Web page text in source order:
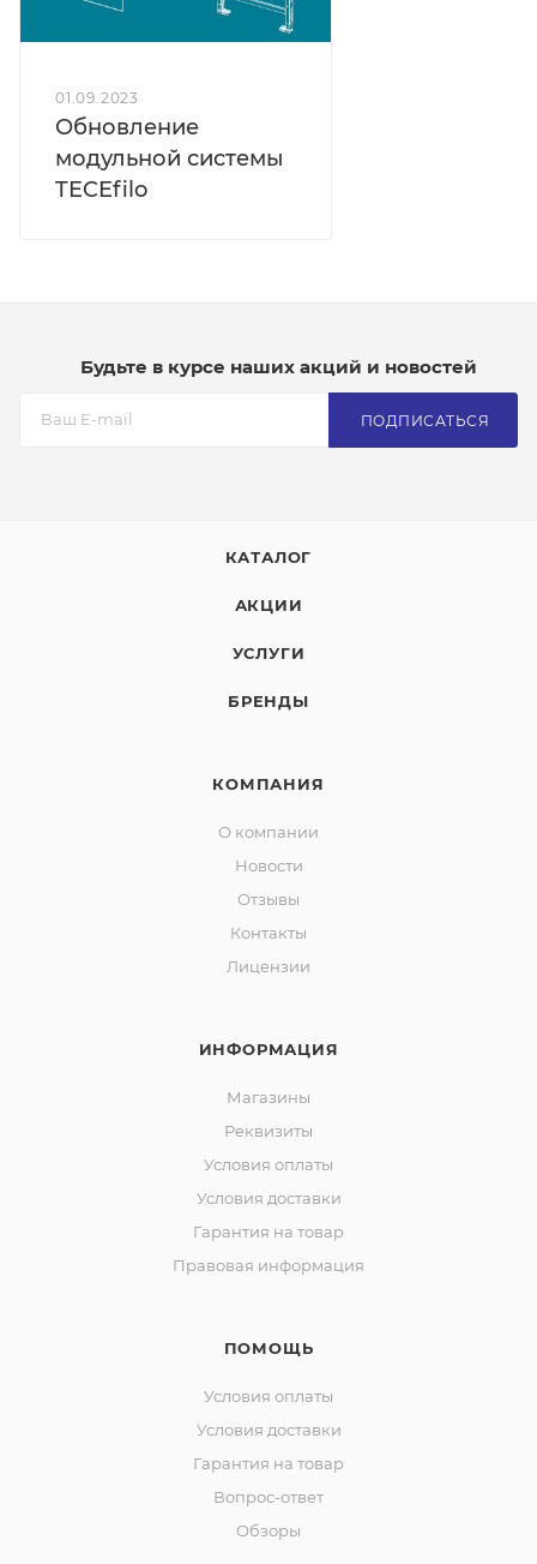
01.09.2023
Обновление
модульной системы
TECEfilo
Будьте в курсе наших акций и новостей
ПОДПИСАТЬСЯ
КАТАЛОГ
АКЦИИ
УСЛУГИ
БРЕНДЫ
КОМПАНИЯ
О компании
Новости
Отзывы
Контакты
Лицензии
ИНФОРМАЦИЯ
Магазины
Реквизиты
Условия оплаты
Условия доставки
Гарантия на товар
Правовая информация
ПОМОЩЬ
Условия оплаты
Условия доставки
Гарантия на товар
Вопрос-ответ
Обзоры